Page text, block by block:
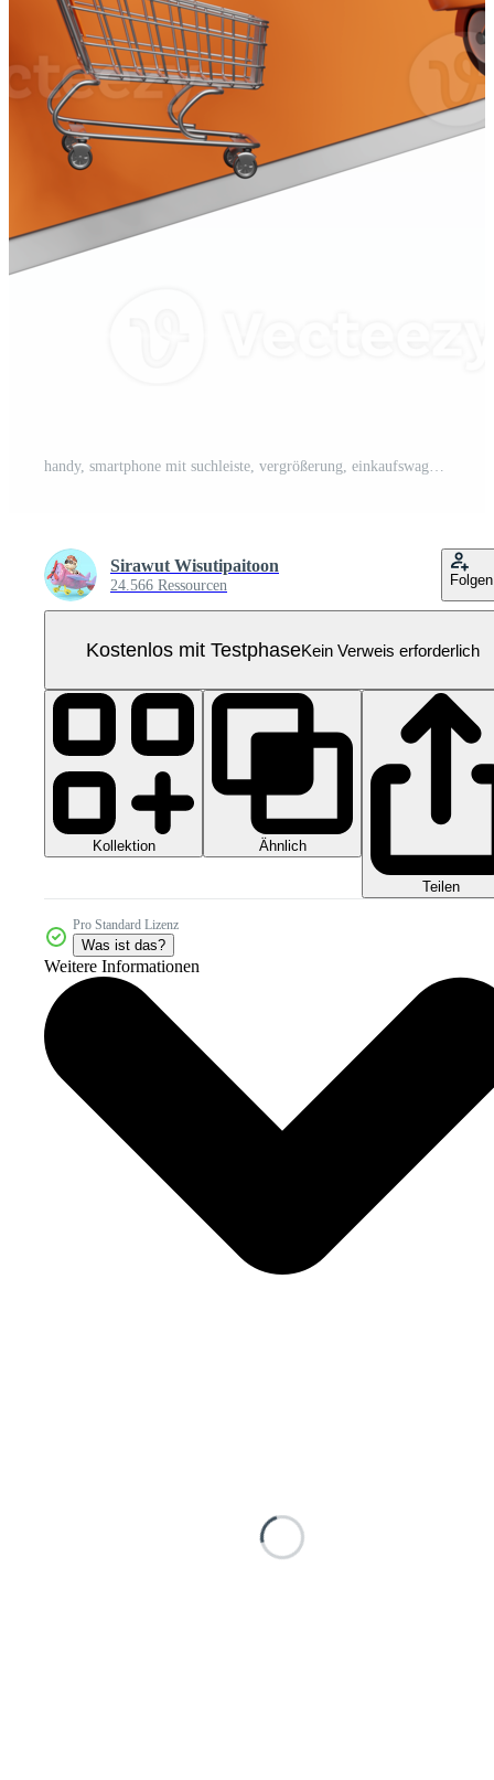
handy, smartphone mit suchleiste, vergrößerung, einkaufswagen, etiketten, roller, warenkarton isoliert. online-lieferung, online-auftragsverfolgungskonzept, 3d-illustration, 3d-rendering Pro PNG
Sirawut Wisutipaitoon
24.566 Ressourcen Folgen
Kostenlos mit TestphaseKein Verweis erforderlich
Kollektion Ähnlich
Teilen
Pro Standard Lizenz
Was ist das?
Weitere Informationen